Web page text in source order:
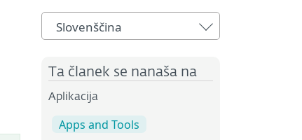
Slovenščina
Ta članek se nanaša na
Aplikacija
Apps and Tools